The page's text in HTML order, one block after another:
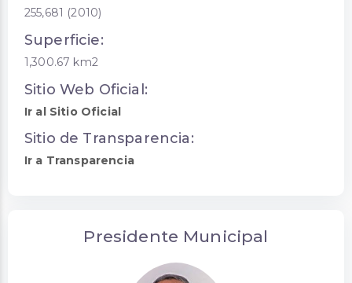
255,681 (2010)
Superficie:
1,300.67 km2
Sitio Web Oficial:
Ir al Sitio Oficial
Sitio de Transparencia:
Ir a Transparencia
Presidente Municipal